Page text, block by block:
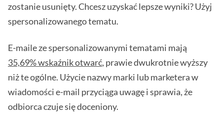
zostanie usunięty. Chcesz uzyskać lepsze wyniki? Użyj
spersonalizowanego tematu.
E-maile ze spersonalizowanymi tematami mają
35,69% wskaźnik otwarć, prawie dwukrotnie wyższy
niż te ogólne. Użycie nazwy marki lub marketera w
wiadomości e-mail przyciąga uwagę i sprawia, że
odbiorca czuje się doceniony.